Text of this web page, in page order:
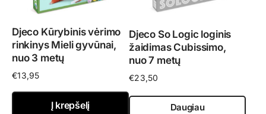
Djeco Kūrybinis vėrimo
rinkinys Mieli gyvūnai,
nuo 3 metų
€13,95
Į krepšelį
Djeco So Logic loginis
žaidimas Cubissimo,
nuo 7 metų
€23,50
Daugiau